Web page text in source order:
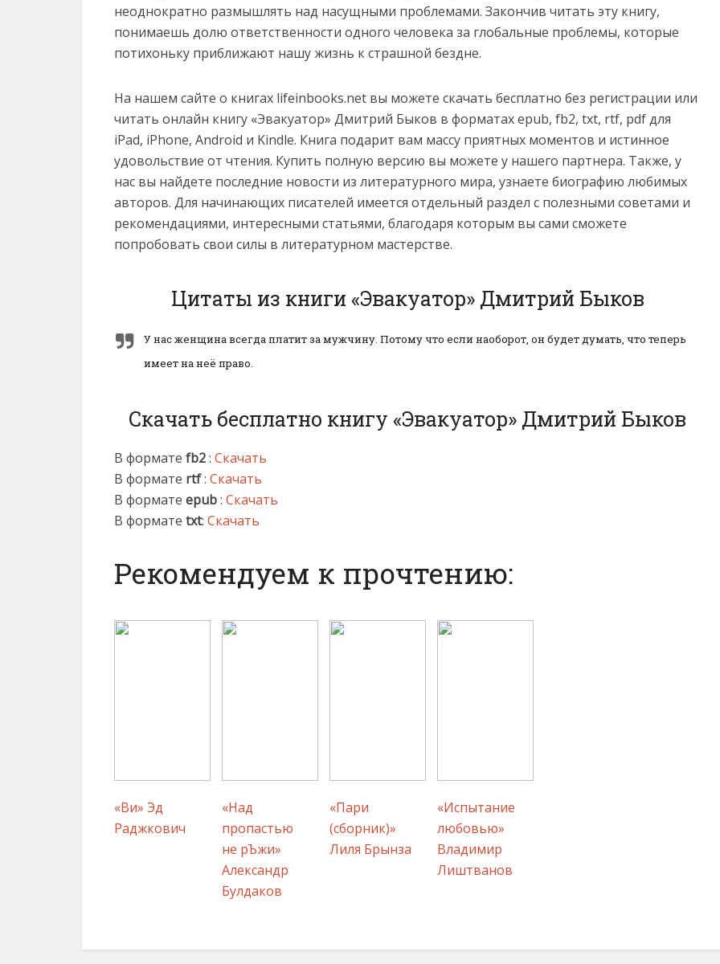
неоднократно размышлять над насущными проблемами. Закончив читать эту книгу,
понимаешь долю ответственности одного человека за глобальные проблемы, которые
потихоньку приближают нашу жизнь к страшной бездне.
На нашем сайте о книгах lifeinbooks.net вы можете скачать бесплатно без регистрации или
читать онлайн книгу «Эвакуатор» Дмитрий Быков в форматах epub, fb2, txt, rtf, pdf для
iPad, iPhone, Android и Kindle. Книга подарит вам массу приятных моментов и истинное
удовольствие от чтения. Купить полную версию вы можете у нашего партнера. Также, у
нас вы найдете последние новости из литературного мира, узнаете биографию любимых
авторов. Для начинающих писателей имеется отдельный раздел с полезными советами и
рекомендациями, интересными статьями, благодаря которым вы сами сможете
попробовать свои силы в литературном мастерстве.
Цитаты из книги «Эвакуатор» Дмитрий Быков
У нас женщина всегда платит за мужчину. Потому что если наоборот, он будет думать, что теперь
имеет на неё право.
Скачать бесплатно книгу «Эвакуатор» Дмитрий Быков
В формате fb2: Скачать
В формате rtf: Скачать
В формате epub: Скачать
В формате txt: Скачать
Рекомендуем к прочтению:
«Ви» Эд
Раджкович
«Над
пропастью
не рЪжи»
Александр
Булдаков
«Пари
(сборник)»
Лиля Брынза
«Испытание
любовью»
Владимир
Лиштванов